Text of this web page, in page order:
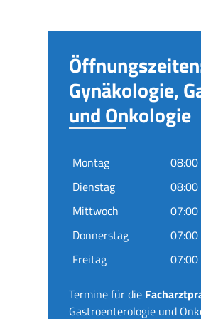
Gynäkologie,
und Onkologie
Montag
Dienstag
Mittwoch
Donnerstag
Freitag
Termine für die
Gastroenterologie und